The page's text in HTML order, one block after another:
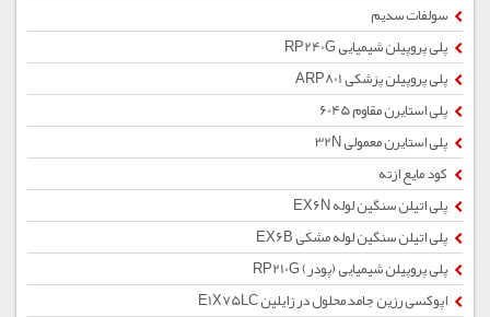
سولفات سدیم
پلی پروپیلن شیمیایی RP240G
پلی پروپیلن پزشکی ARP801
پلی استایرن مقاوم 6045
پلی استایرن معمولی 32N
کود مایع ازته
پلی اتیلن سنگین لوله EX6N
پلی اتیلن سنگین لوله مشکی EX6B
پلی پروپیلن شیمیایی (پودر) RP210G
اپوکسی رزین جامد محلول در زایلین E1X75LC